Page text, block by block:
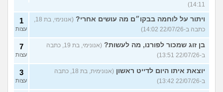
14:11)
ויתור על לוחמה בבקו״ם מה עושים אחרי?
כתבה ב-22/07/26 14:02)
1
עצות
בן זוג שמכור לפורנו, מה לעשות?
(אנונימי, בת 19, כתבה
ב-22/07/26 13:51)
7
עצות
יוצאת איתו היום לדייט ראשון
(אנונימית, בת 18, כתבה
ב-22/07/26 13:42)
3
עצות